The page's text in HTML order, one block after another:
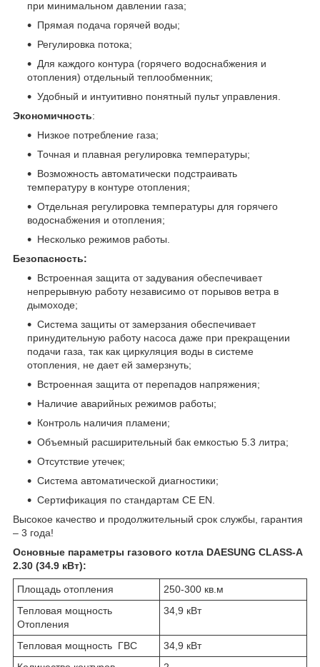
при минимальном давлении газа;
Прямая подача горячей воды;
Регулировка потока;
Для каждого контура (горячего водоснабжения и
отопления) отдельный теплообменник;
Удобный и интуитивно понятный пульт управления.
Экономичность:
Низкое потребление газа;
Точная и плавная регулировка температуры;
Возможность автоматически подстраивать
температуру в контуре отопления;
Отдельная регулировка температуры для горячего
водоснабжения и отопления;
Несколько режимов работы.
Безопасность:
Встроенная защита от задувания обеспечивает
непрерывную работу независимо от порывов ветра в
дымоходе;
Система защиты от замерзания обеспечивает
принудительную работу насоса даже при прекращении
подачи газа, так как циркуляция воды в системе
отопления, не дает ей замерзнуть;
Встроенная защита от перепадов напряжения;
Наличие аварийных режимов работы;
Контроль наличия пламени;
Объемный расширительный бак емкостью 5.3 литра;
Отсутствие утечек;
Система автоматической диагностики;
Сертификация по стандартам СЕ EN.
Высокое качество и продолжительный срок службы, гарантия
– 3 года!
Основные параметры газового котла DAESUNG CLASS-A
2.30 (34.9 кВт):
Площадь отопления
250-300 кв.м
Тепловая мощность
Отопления
34,9 кВт
Тепловая мощность ГВС
34,9 кВт